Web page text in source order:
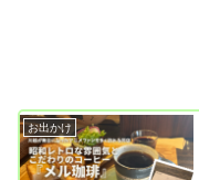
お出かけ